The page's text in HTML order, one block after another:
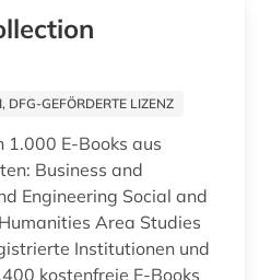
DFG-GEFÖRDERTE LIZENZ
1.000 E-Books aus
and
Engineering Social and
Area Studies
Institutionen und
kostenfreie E-Books